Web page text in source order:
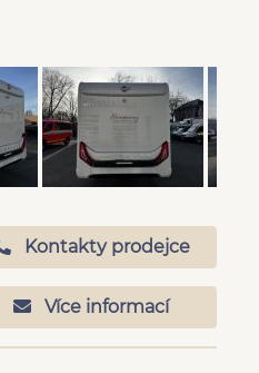
Kontakty prodejce
Více informací